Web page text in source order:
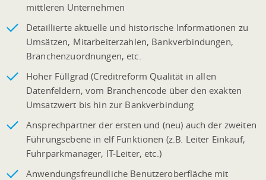
mittleren Unternehmen
Detaillierte aktuelle und historische Informationen zu
Umsätzen, Mitarbeiterzahlen, Bankverbindungen,
Branchenzuordnungen, etc.
Hoher Füllgrad (Creditreform Qualität in allen
Datenfeldern, vom Branchencode über den exakten
Umsatzwert bis hin zur Bankverbindung
Ansprechpartner der ersten und (neu) auch der zweiten
Führungsebene in elf Funktionen (z.B. Leiter Einkauf,
Fuhrparkmanager, IT-Leiter, etc.)
Anwendungsfreundliche Benutzeroberfläche mit